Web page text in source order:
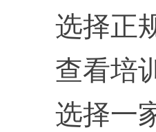
选择正规
查看培训
选择一家